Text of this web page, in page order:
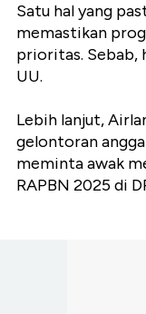
Satu hal yang
memastikan
prioritas. Sebab,
UU.
Lebih lanjut,
gelontoran
meminta awak
RAPBN 2025 di